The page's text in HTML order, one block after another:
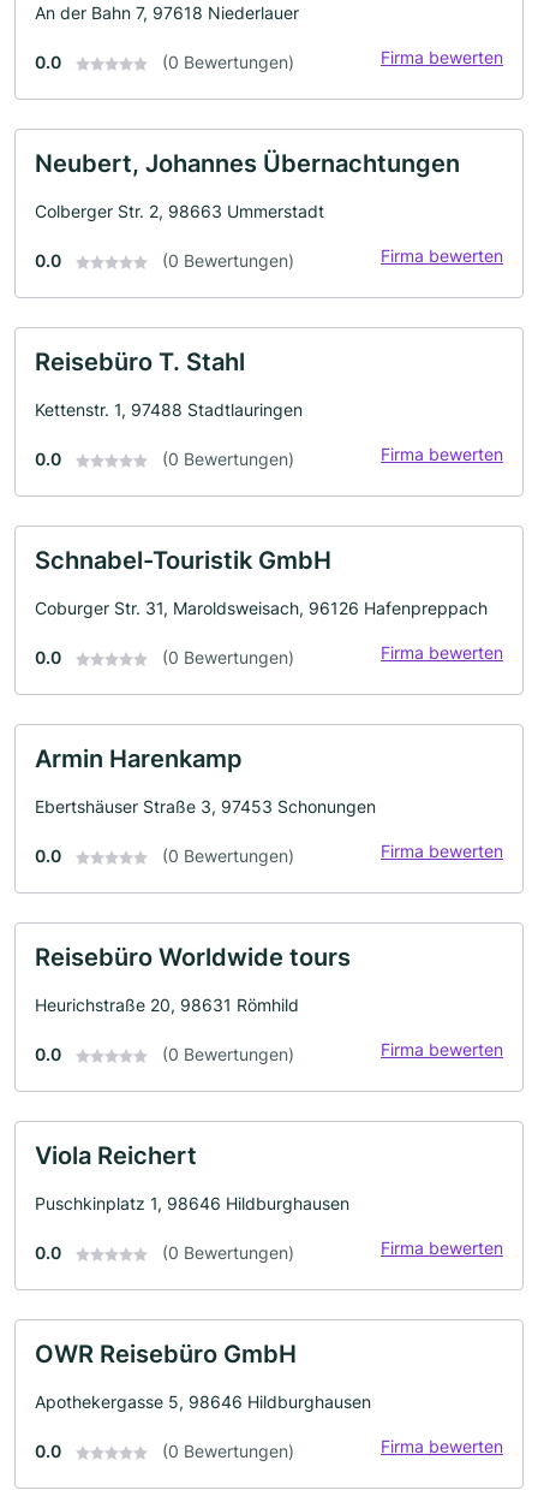
An der Bahn 7, 97618 Niederlauer
0.0 (0 Bewertungen) Firma bewerten
Neubert, Johannes Übernachtungen
Colberger Str. 2, 98663 Ummerstadt
0.0 (0 Bewertungen) Firma bewerten
Reisebüro T. Stahl
Kettenstr. 1, 97488 Stadtlauringen
0.0 (0 Bewertungen) Firma bewerten
Schnabel-Touristik GmbH
Coburger Str. 31, Maroldsweisach, 96126 Hafenpreppach
0.0 (0 Bewertungen) Firma bewerten
Armin Harenkamp
Ebertshäuser Straße 3, 97453 Schonungen
0.0 (0 Bewertungen) Firma bewerten
Reisebüro Worldwide tours
Heurichstraße 20, 98631 Römhild
0.0 (0 Bewertungen) Firma bewerten
Viola Reichert
Puschkinplatz 1, 98646 Hildburghausen
0.0 (0 Bewertungen) Firma bewerten
OWR Reisebüro GmbH
Apothekergasse 5, 98646 Hildburghausen
0.0 (0 Bewertungen) Firma bewerten